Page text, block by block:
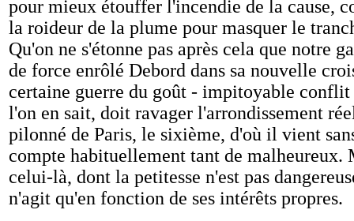
pour mieux étouffer l'incendie de la cause,
la roideur de la plume pour masquer le
Qu'on ne s'étonne pas après cela que notre
de force enrôlé Debord dans sa nouvelle
certaine guerre du goût - impitoyable conflit
l'on en sait, doit ravager l'arrondissement
pilonné de Paris, le sixième, d'où il vient
compte habituellement tant de malheureux.
celui-là, dont la petitesse n'est pas
n'agit qu'en fonction de ses intérêts propres.